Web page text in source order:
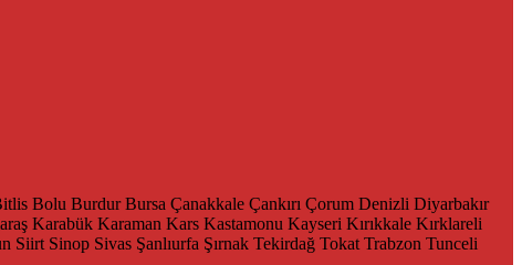
Bolu Burdur Bursa Çanakkale Çankırı Çorum Denizli Diyarbakır
Karabük Karaman Kars Kastamonu Kayseri Kırıkkale Kırklareli
Siirt Sinop Sivas Şanlıurfa Şırnak Tekirdağ Tokat Trabzon Tunceli